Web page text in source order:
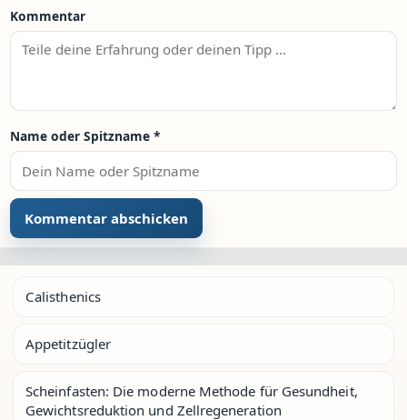
Kommentar
Name oder Spitzname *
Calisthenics
Appetitzügler
Scheinfasten: Die moderne Methode für Gesundheit,
Gewichtsreduktion und Zellregeneration